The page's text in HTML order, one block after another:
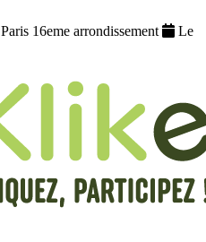
Paris 16eme arrondissement
Le